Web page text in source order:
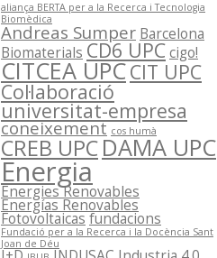
aliança BERTA per a la Recerca i Tecnologia
Biomèdica
Andreas Sumper Barcelona
Biomaterials CD6 UPCcigo!
CITCEA UPCCIT UPC
Col·laboració
universitat-empresa
coneixement cos humà
CREB UPCDAMA UPC
Energia
Energies Renovables
Energías Renovables
Fotovoltaicasfundacions
Fundació per a la Recerca i la Docència Sant
Joan de Déu